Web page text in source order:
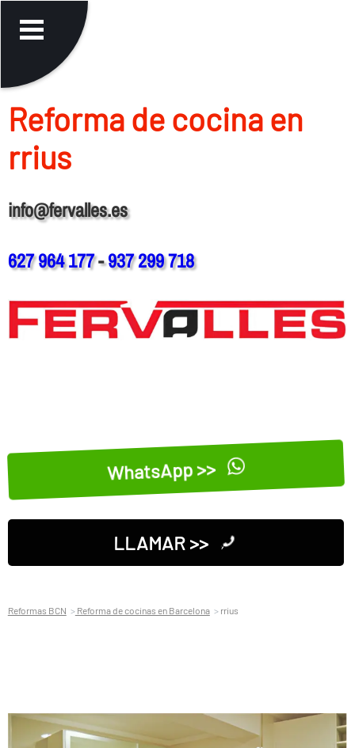
Reforma de cocina en
rrius
info@fervalles.es
627 964 177-937 299 718
WhatsApp >>
LLAMAR >>
Reformas BCN Reforma de cocinas en Barcelona rrius